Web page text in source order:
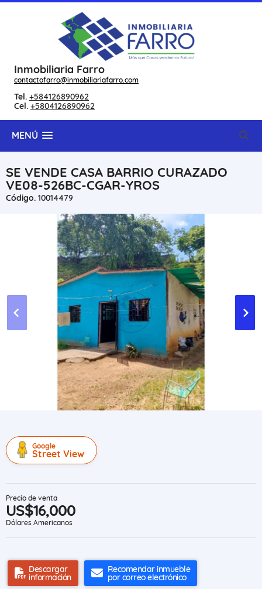
Inmobiliaria Farro
contactofarro@inmobiliariafarro.com
Tel. +584126890962
Cel. +5804126890962
MENÚ
SE VENDE CASA BARRIO CURAZADO
VE08-526BC-CGAR-YROS
Código. 10014479
Google
Street View
Precio de venta
US$16,000
Dólares Americanos
Descargar
información
Recomendar inmueble
por correo electrónico